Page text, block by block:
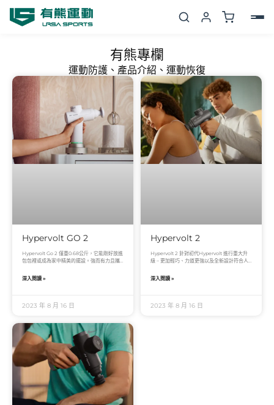
有熊專欄
運動防護、產品介紹、運動恢復
Hypervolt GO 2
Hypervolt Go 2 僅重0.68公斤，它能剛好放進
包包裡或成為家中精美的擺設。強而有力且攜
深入閱讀 »
2023 年 8 月 16 日
Hypervolt 2
Hypervolt 2 針對初代Hypervolt 進行重大升
級 – 更加輕巧、力道更強以及全新設計符合人
深入閱讀 »
2023 年 8 月 16 日